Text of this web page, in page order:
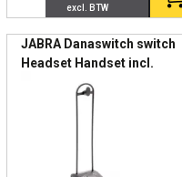
🎧 Compatibiliteit
Geschikt voor Jabra
Ondersteunt vaste
Compatibel met
Ideaal voor UC-
JABRA Danaswitch switch
Headset Handset incl.
Headset Dtand